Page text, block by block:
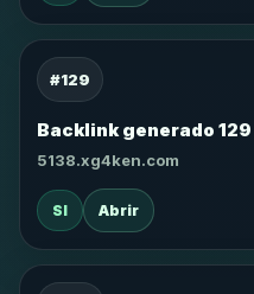
#129
Backlink generado 129
5138.xg4ken.com
SI Abrir